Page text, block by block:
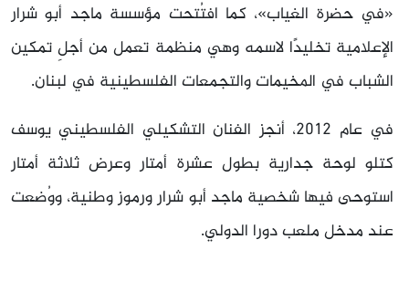
«في حضرة الغياب»، كما افتُتحت مؤسسة ماجد أبو شرار
الإعلامية تخليدًا لاسمه وهي منظمة تعمل من أجلِ تمكين
الشباب في المخيمات والتجمعات الفلسطينية في لبنان.
في عام 2012، أنجز الفنان التشكيلي الفلسطيني يوسف
كتلو لوحة جدارية بطول عشرة أمتار وعرض ثلاثة أمتار
استوحى فيها شخصية ماجد أبو شرار ورموز وطنية، ووُضعت
عند مدخل ملعب دورا الدولي.